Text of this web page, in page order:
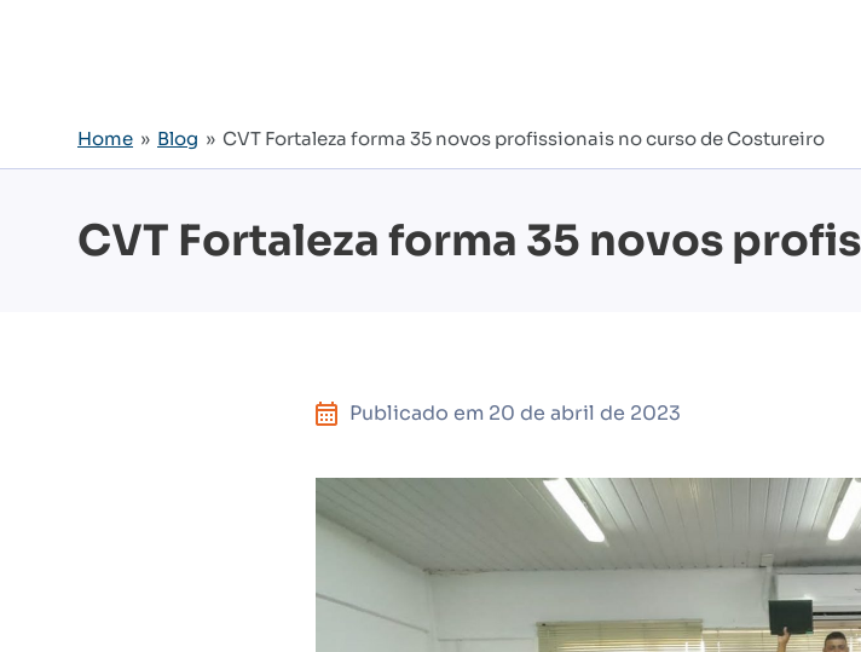
Home » Blog » CVT Fortaleza forma 35 novos profissionais no curso de Costureiro
CVT Fortaleza forma 35 novos
Publicado em 20 de abril de 2023